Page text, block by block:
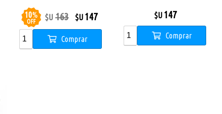
10%
OFF
$U 163 $U 147
Comprar
$U 147
Comprar